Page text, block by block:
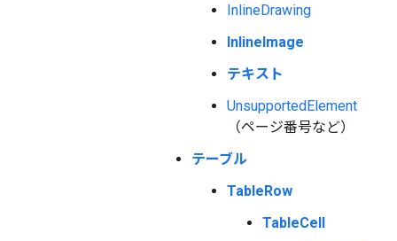
InlineDrawing
InlineImage
テキスト
UnsupportedElement
（ページ番号など）
テーブル
TableRow
TableCell